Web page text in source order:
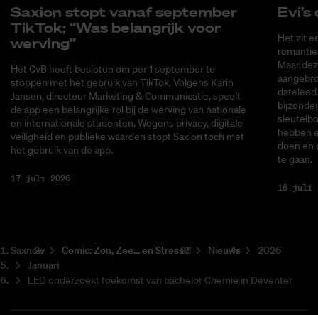
Saxi­on stopt van­af sep­tem­ber
Tik­Tok; “Was be­lang­rijk voor
wer­ving”
Het CvB heeft besloten om per 1 september te
stoppen met het gebruik van TikTok. Volgens Karin
Jansen, directeur Marketing & Communicatie, speelt
de app een belangrijke rol bij de werving van nationale
en internationale studenten. Wegens privacy, digitale
veiligheid en publieke waarden stopt Saxion toch met
het gebruik van de app.
17 juli 2026
Het zit
Maar
hebben
doen en
te gaan.
16 juli
Saxnow Co­mic: Zon, Zee... en Stress?! Nieuws
2026
Januari
LED onderzoekt toekomst van bachelor Chemie in Deventer